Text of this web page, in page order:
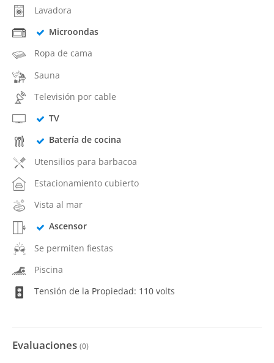
Lavadora
Microondas
Ropa de cama
Sauna
Televisión por cable
TV
Batería de cocina
Utensilios para barbacoa
Estacionamiento cubierto
Vista al mar
Ascensor
Se permiten fiestas
Piscina
Tensión de la Propiedad: 110 volts
Evaluaciones (0)